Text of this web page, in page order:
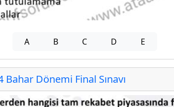
A B C D E
Dönemi Final Sınavı